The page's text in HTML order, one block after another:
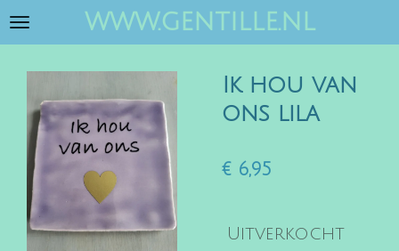
Ga
hoofdinhoud
www.gentille.nl
Ik hou van
ons lila
€ 6,95
Uitverkocht